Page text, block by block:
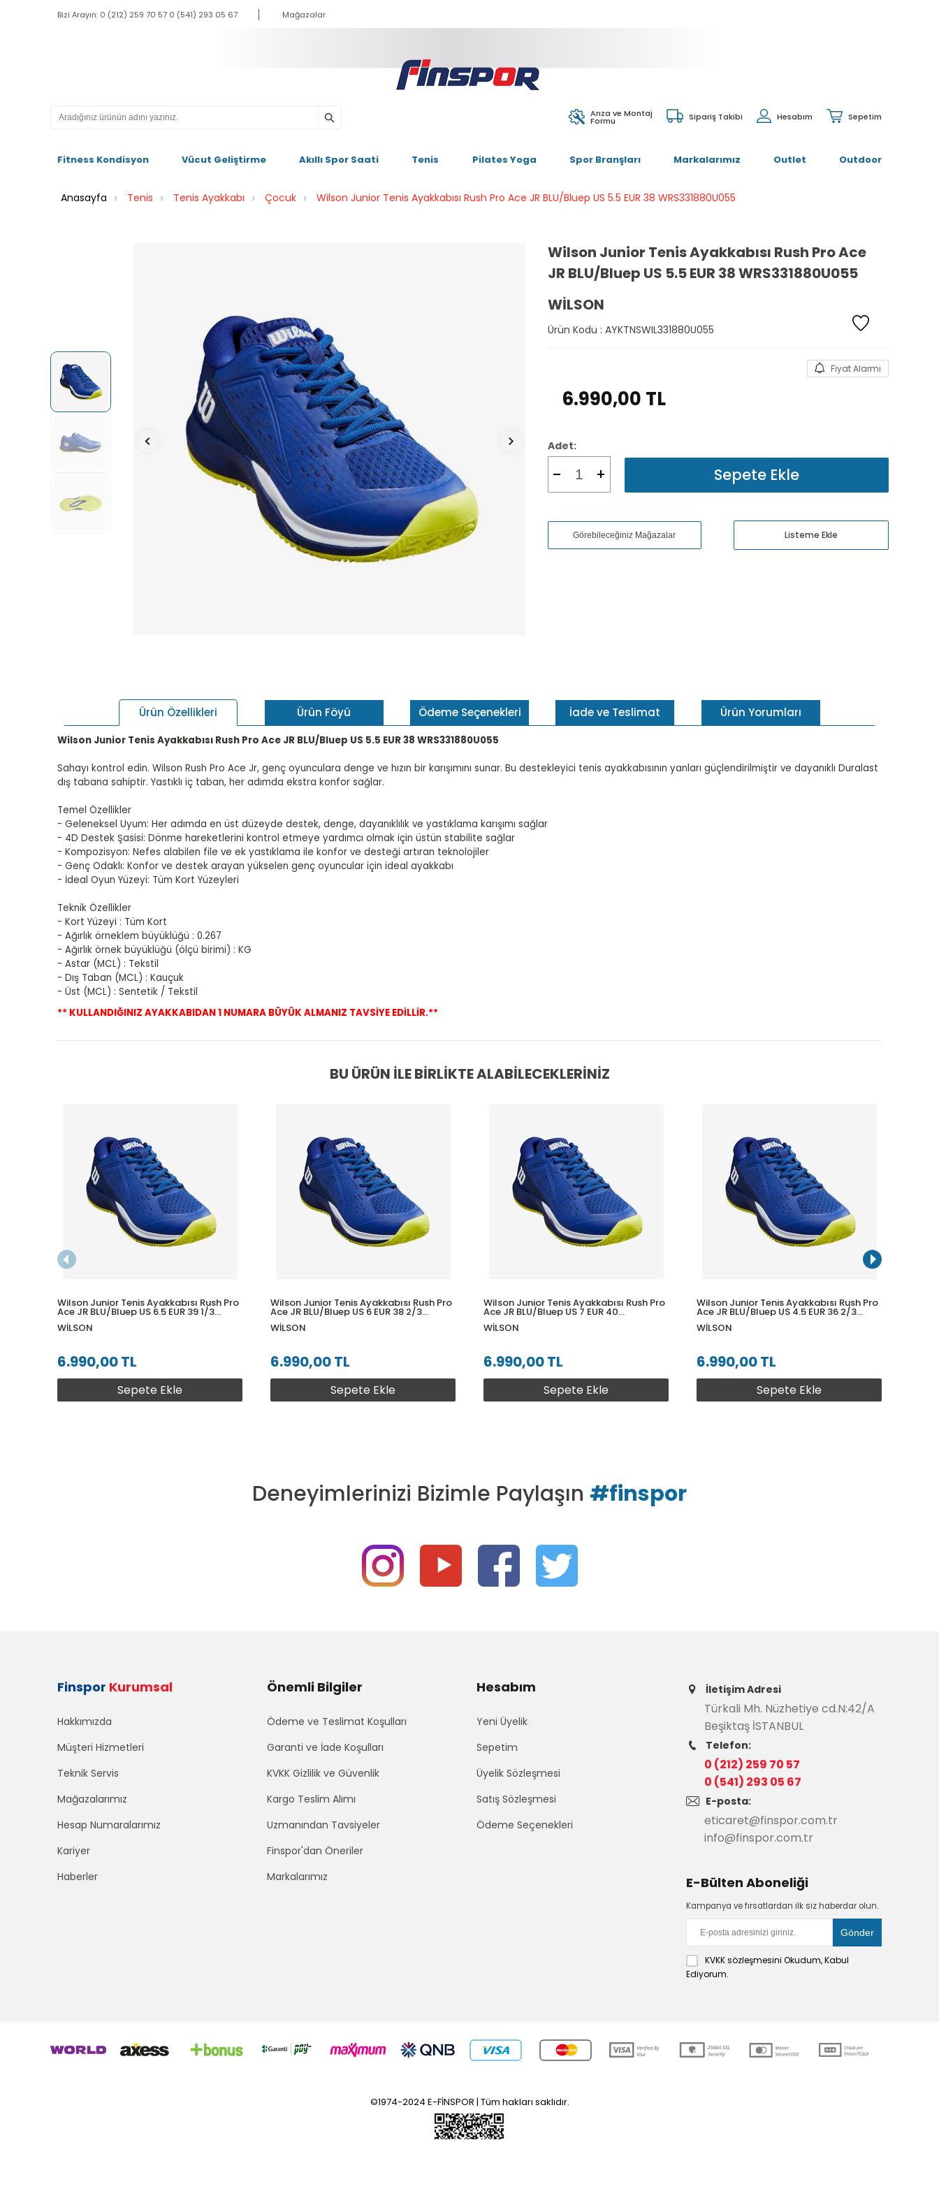
Bizi Arayın: 0 (212) 259 70 57 0 (541) 293 05 67 Mağazalar
Sepetim
Hesabım
Sipariş Takibi
Arıza ve Montaj
Formu
Fitness Kondisyon Vücut Geliştirme Akıllı Spor Saati Tenis Pilates Yoga Spor Branşları Markalarımız Outlet Outdoor
Anasayfa Tenis Tenis Ayakkabı Çocuk Wilson Junior Tenis Ayakkabısı Rush Pro Ace JR BLU/Bluep US 5.5 EUR 38 WRS331880U055
Wilson Junior Tenis Ayakkabısı Rush Pro Ace
JR BLU/Bluep US 5.5 EUR 38 WRS331880U055
WILSON
Ürün Kodu : AYKTNSWIL331880U055
Fiyat Alarmı
6.990,00 TL
Adet:
Sepete Ekle
Görebileceğiniz Mağazalar Listeme Ekle
Ürün Özellikleri Ürün Föyü Ödeme Seçenekleri İade ve Teslimat Ürün Yorumları
Wilson Junior Tenis Ayakkabısı Rush Pro Ace JR BLU/Bluep US 5.5 EUR 38 WRS331880U055
Sahayı kontrol edin. Wilson Rush Pro Ace Jr, genç oyunculara denge ve hızın bir karışımını sunar. Bu destekleyici tenis ayakkabısının yanları güçlendirilmiştir ve dayanıklı Duralast
dış tabana sahiptir. Yastıklı iç taban, her adımda ekstra konfor sağlar.
Temel Özellikler
- Geleneksel Uyum: Her adımda en üst düzeyde destek, denge, dayanıklılık ve yastıklama karışımı sağlar
- 4D Destek Şasisi: Dönme hareketlerini kontrol etmeye yardımcı olmak için üstün stabilite sağlar
- Kompozisyon: Nefes alabilen file ve ek yastıklama ile konfor ve desteği artıran teknolojiler
- Genç Odaklı: Konfor ve destek arayan yükselen genç oyuncular için ideal ayakkabı
- İdeal Oyun Yüzeyi: Tüm Kort Yüzeyleri
Teknik Özellikler
- Kort Yüzeyi : Tüm Kort
- Ağırlık örneklem büyüklüğü : 0.267
- Ağırlık örnek büyüklüğü (ölçü birimi) : KG
- Astar (MCL) : Tekstil
- Dış Taban (MCL) : Kauçuk
- Üst (MCL) : Sentetik / Tekstil
** KULLANDIĞINIZ AYAKKABIDAN 1 NUMARA BÜYÜK ALMANIZ TAVSİYE EDİLLİR.**
BU ÜRÜN İLE BIRLIKTE ALABILECEKLERINIZ
Wilson Junior Tenis Ayakkabısı Rush Pro
Ace JR BLU/Bluep US 6.5 EUR 39 1/3
WRS331880U065
WILSON
6.990,00 TL
Sepete Ekle
Wilson Junior Tenis Ayakkabısı Rush Pro
Ace JR BLU/Bluep US 6 EUR 38 2/3
WRS331880U060
WILSON
6.990,00 TL
Sepete Ekle
Wilson Junior Tenis Ayakkabısı Rush Pro
Ace JR BLU/Bluep US 7 EUR 40
WRS331880U070
WILSON
6.990,00 TL
Sepete Ekle
Wilson Junior Tenis Ayakkabısı Rush Pro
Ace JR BLU/Bluep US 4.5 EUR 36 2/3
WRS331880U045
WILSON
6.990,00 TL
Sepete Ekle
Deneyimlerinizi Bizimle Paylaşın #finspor
Finspor Kurumsal
Hakkımızda
Müşteri Hizmetleri
Teknik Servis
Mağazalarımız
Hesap Numaralarımız
Kariyer
Haberler
Önemli Bilgiler
Ödeme ve Teslimat Koşulları
Garanti ve İade Koşulları
KVKK Gizlilik ve Güvenlik
Kargo Teslim Alımı
Uzmanından Tavsiyeler
Finspor'dan Öneriler
Markalarımız
Hesabım
Yeni Üyelik
Sepetim
Üyelik Sözleşmesi
Satış Sözleşmesi
Ödeme Seçenekleri
İletişim Adresi
Türkali Mh. Nüzhetiye cd.N:42/A
Beşiktaş İSTANBUL
Telefon:
0 (212) 259 70 57
0 (541) 293 05 67
E-posta:
eticaret@finspor.com.tr
info@finspor.com.tr
E-Bülten Aboneliği
Kampanya ve fırsatlardan ilk siz haberdar olun.
KVKK sözleşmesini Okudum, Kabul
Ediyorum.
©1974-2024 E-FİNSPOR | Tüm hakları saklıdır.